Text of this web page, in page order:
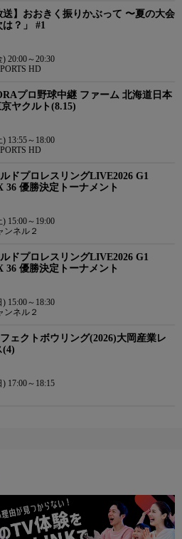
送】おおきく振りかぶって 〜夏の大会
？」 #1
20:00～20:30
HD
プロ野球中継 ファーム 北海道日本
ヤクルト(8.15)
13:55～18:00
HD
ドプロレスリングLIVE2026 G1
36 優勝決定トーナメント
15:00～19:00
ンネル２
ドプロレスリングLIVE2026 G1
36 優勝決定トーナメント
15:00～18:30
ンネル２
ェクトボウリング(2026)大岡産業レ
(4)
17:00～18:15